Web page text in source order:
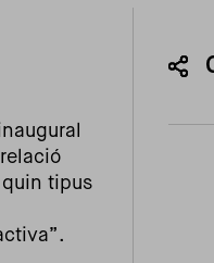
quin tipus